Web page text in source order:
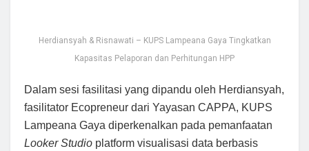
Herdiansyah & Risnawati – KUPS Lampeana Gaya Tingkatkan
Kapasitas Pelaporan dan Perhitungan HPP
Dalam sesi fasilitasi yang dipandu oleh Herdiansyah,
fasilitator Ecopreneur dari Yayasan CAPPA, KUPS
Lampeana Gaya diperkenalkan pada pemanfaatan
Looker Studio platform visualisasi data berbasis